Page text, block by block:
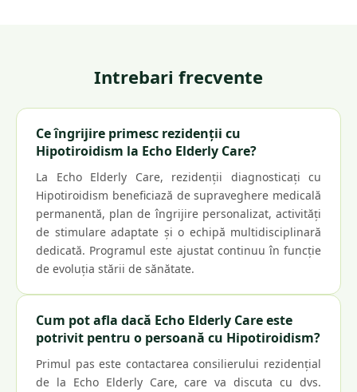
Intrebari frecvente
Ce îngrijire primesc rezidenții cu
Hipotiroidism la Echo Elderly Care?
La Echo Elderly Care, rezidenții diagnosticați cu
Hipotiroidism beneficiază de supraveghere medicală
permanentă, plan de îngrijire personalizat, activități
de stimulare adaptate și o echipă multidisciplinară
dedicată. Programul este ajustat continuu în funcție
de evoluția stării de sănătate.
Cum pot afla dacă Echo Elderly Care este
potrivit pentru o persoană cu Hipotiroidism?
Primul pas este contactarea consilierului rezidențial
de la Echo Elderly Care, care va discuta cu dvs.